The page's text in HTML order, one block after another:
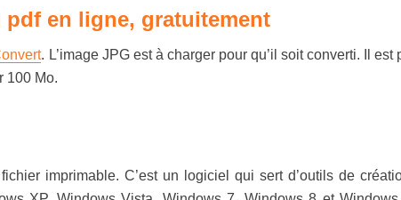
en ligne, gratuitement
. L’image JPG est à charger pour qu’il soit converti. Il est
100 Mo.
imprimable. C’est un logiciel qui sert d’outils de